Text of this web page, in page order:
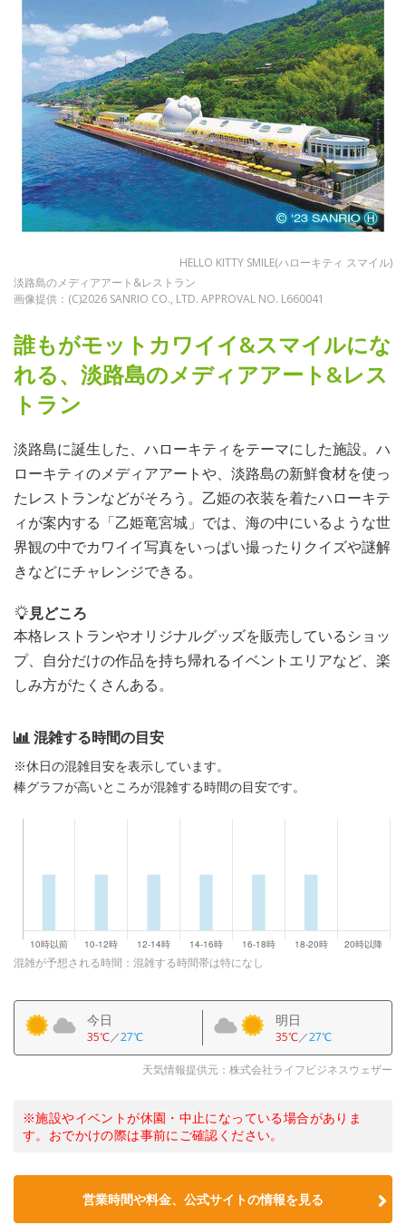
HELLO KITTY SMILE(ハローキティ スマイル)
淡路島のメディアアート&レストラン
画像提供：(C)2026 SANRIO CO., LTD. APPROVAL NO. L660041
誰もがモットカワイイ&スマイルにな
れる、淡路島のメディアアート&レス
トラン
淡路島に誕生した、ハローキティをテーマにした施設。ハ
ローキティのメディアアートや、淡路島の新鮮食材を使っ
たレストランなどがそろう。乙姫の衣装を着たハローキテ
ィが案内する「乙姫竜宮城」では、海の中にいるような世
界観の中でカワイイ写真をいっぱい撮ったりクイズや謎解
きなどにチャレンジできる。
見どころ
本格レストランやオリジナルグッズを販売しているショッ
プ、自分だけの作品を持ち帰れるイベントエリアなど、楽
しみ方がたくさんある。
混雑する時間の目安
※休日の混雑目安を表示しています。
棒グラフが高いところが混雑する時間の目安です。
混雑が予想される時間：混雑する時間帯は特になし
今日
35℃／27℃
明日
35℃／27℃
天気情報提供元：株式会社ライフビジネスウェザー
※施設やイベントが休園・中止になっている場合がありま
す。おでかけの際は事前にご確認ください。
営業時間や料金、公式サイトの情報を見る